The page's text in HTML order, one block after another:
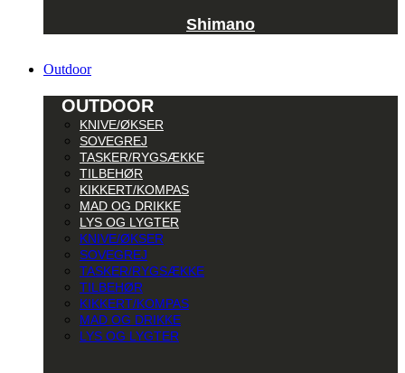
Shimano
Outdoor
OUTDOOR
KNIVE/ØKSER
SOVEGREJ
TASKER/RYGSÆKKE
TILBEHØR
KIKKERT/KOMPAS
MAD OG DRIKKE
LYS OG LYGTER
KNIVE/ØKSER
SOVEGREJ
TASKER/RYGSÆKKE
TILBEHØR
KIKKERT/KOMPAS
MAD OG DRIKKE
LYS OG LYGTER